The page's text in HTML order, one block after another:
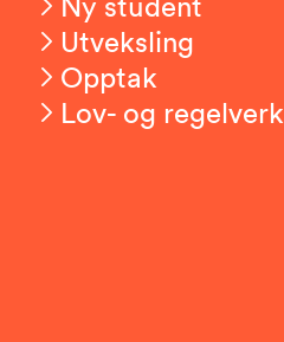
Utveksling
Opptak
Lov- og regelverk